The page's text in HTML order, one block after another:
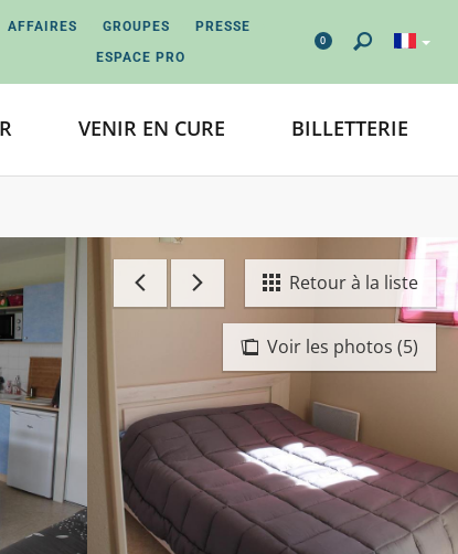
AFFAIRES GROUPES
PRESSE
ESPACE PRO
0
VENIR EN CURE BILLETTERIE
Voir les photos (5)
Retour à la liste